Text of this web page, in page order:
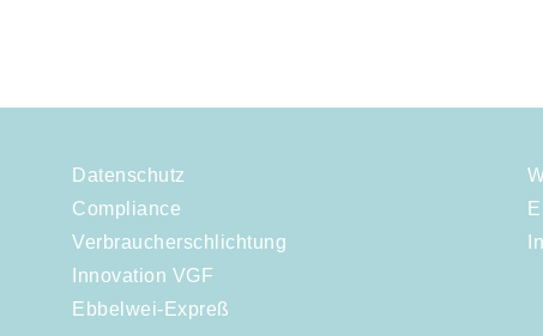
Datenschutz
Compliance
Verbraucherschlichtung
Innovation VGF
Ebbelwei-Expreß